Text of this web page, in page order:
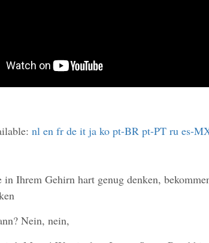
nl en fr de it ja ko pt-BR pt-PT ru es-
in Ihrem Gehirn hart genug denken,
Nein, nein,